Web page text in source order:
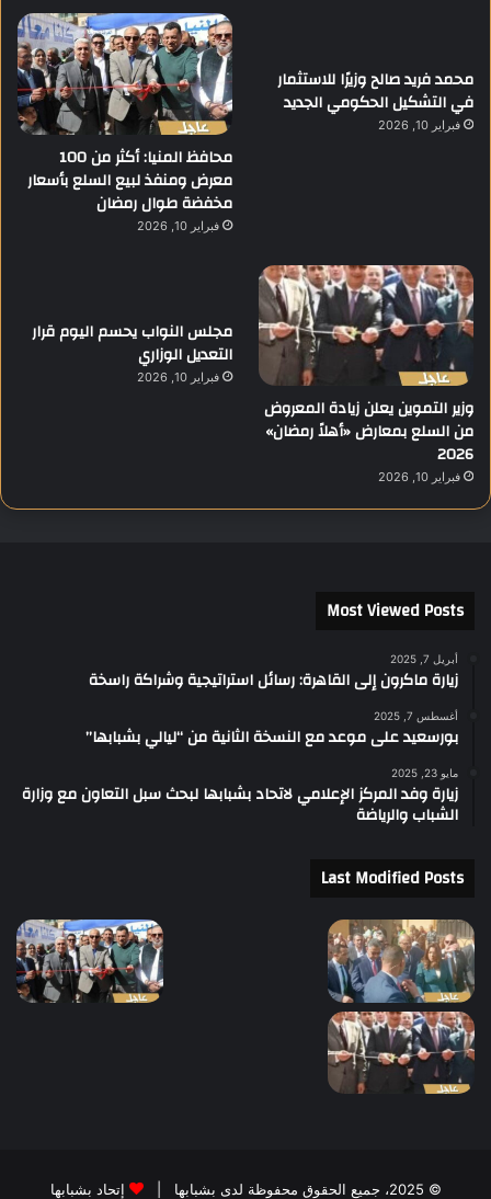
محمد فريد صالح وزيرًا للاستثمار
في التشكيل الحكومي الجديد
فبراير 10, 2026
محافظ المنيا: أكثر من 100
معرض ومنفذ لبيع السلع بأسعار
مخفضة طوال رمضان
فبراير 10, 2026
وزير التموين يعلن زيادة المعروض
من السلع بمعارض «أهلاً رمضان»
2026
فبراير 10, 2026
مجلس النواب يحسم اليوم قرار
التعديل الوزاري
فبراير 10, 2026
Most Viewed Posts
أبريل 7, 2025
زيارة ماكرون إلى القاهرة: رسائل استراتيجية وشراكة راسخة
أغسطس 7, 2025
بورسعيد على موعد مع النسخة الثانية من “ليالي بشبابها”
مايو 23, 2025
زيارة وفد المركز الإعلامي لاتحاد بشبابها لبحث سبل التعاون مع وزارة
الشباب والرياضة
Last Modified Posts
© 2025، جميع الحقوق محفوظة لدى بشبابها | إتحاد بشبابها